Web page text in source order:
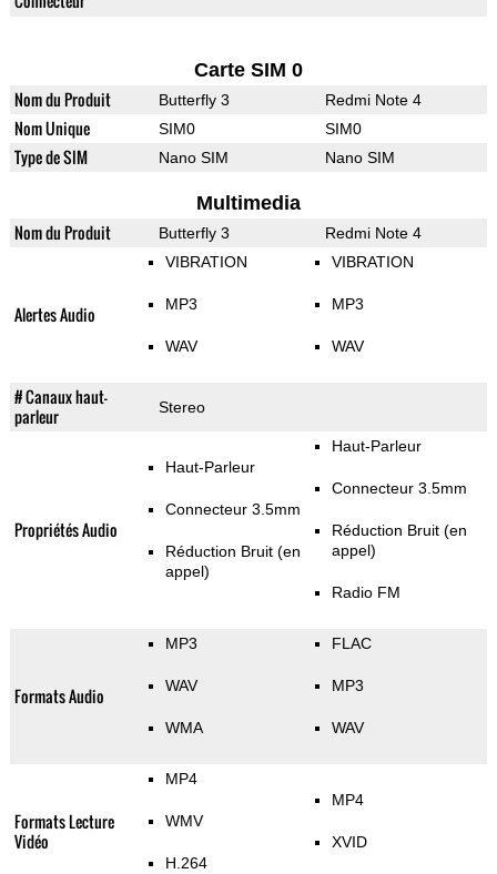
Carte SIM 0
Nom du Produit Butterfly 3 Redmi Note 4
Nom Unique SIM0 SIM0
Type de SIM Nano SIM Nano SIM
Multimedia
Nom du Produit Butterfly 3 Redmi Note 4
Alertes Audio
VIBRATION
MP3
WAV
VIBRATION
MP3
WAV
# Canaux haut-
parleur
Stereo
Propriétés Audio
Haut-Parleur
Connecteur 3.5mm
Réduction Bruit (en
appel)
Haut-Parleur
Connecteur 3.5mm
Réduction Bruit (en
appel)
Radio FM
Formats Audio
MP3
WAV
WMA
FLAC
MP3
WAV
Formats Lecture
Vidéo
MP4
WMV
H.264
MP4
XVID